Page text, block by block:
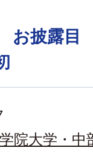
お披露目
院大学・中